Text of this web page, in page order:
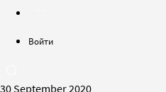
Войти
30 September 2020